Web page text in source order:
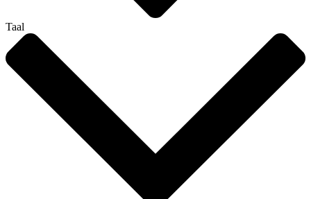
Taal